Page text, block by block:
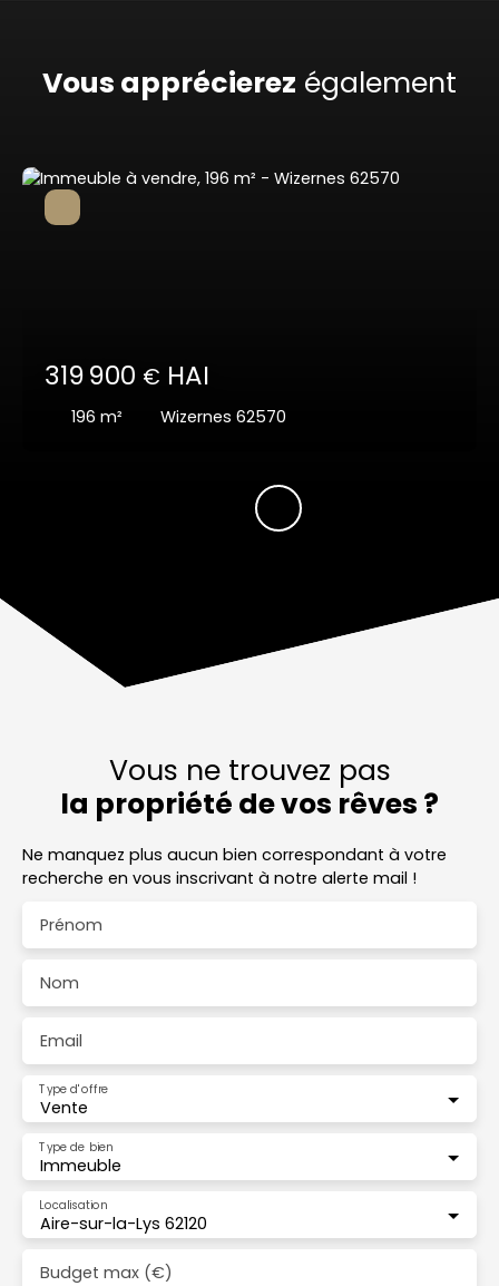
Vous apprécierez également
319 900 € HAI
196 m² Wizernes 62570
Vous ne trouvez pas
la propriété de vos rêves ?
Ne manquez plus aucun bien correspondant à votre
recherche en vous inscrivant à notre alerte mail !
Prénom
Nom
Email
Vente
Type d'offre
Immeuble
Type de bien
Aire-sur-la-Lys 62120
Localisation
Budget max (€)